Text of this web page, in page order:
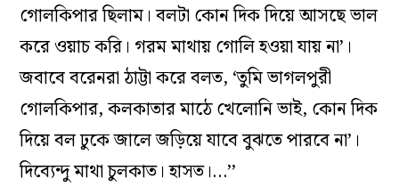
গোলকিপার ছিলাম। বলটা কোন দিক দিয়ে আসছে ভাল
করে ওয়াচ করি। গরম মাথায় গোলি হওয়া যায় না’।
জবাবে বরেনরা ঠাট্টা করে বলত, ‘তুমি ভাগলপুরী
গোলকিপার, কলকাতার মাঠে খেলোনি ভাই, কোন দিক
দিয়ে বল ঢুকে জালে জড়িয়ে যাবে বুঝতে পারবে না’।
দিব্যেন্দু মাথা চুলকাত। হাসত।…’’